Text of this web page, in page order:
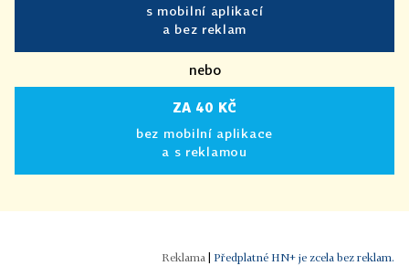
s mobilní aplikací
a bez reklam
nebo
ZA 40 KČ
bez mobilní aplikace
a s reklamou
Předplatné HN+ je zcela bez reklam.